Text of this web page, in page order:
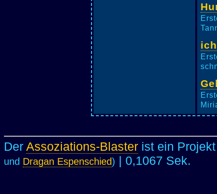
Der Assoziations-Blaster ist ein
und Dragan Espenschied) | 0,1067 Sek.